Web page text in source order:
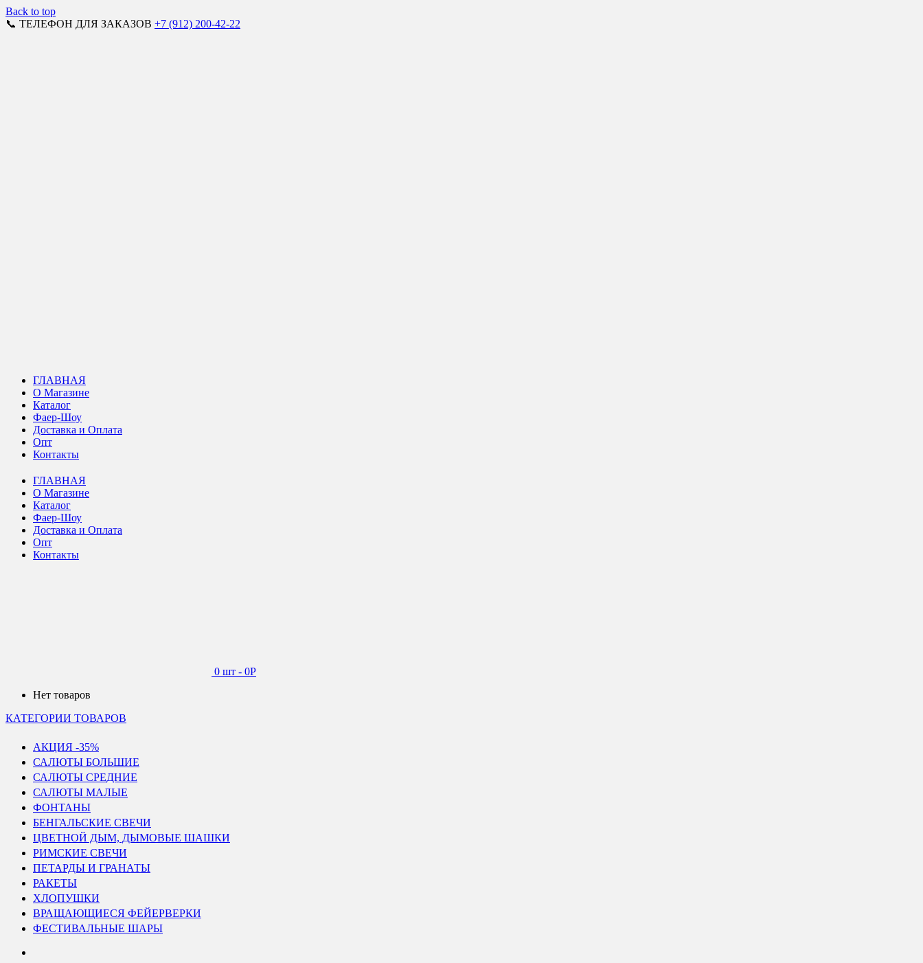
Back to top
📞 ТЕЛЕФОН ДЛЯ ЗАКАЗОВ +7 (912) 200-42-22
ГЛАВНАЯ
О Магазине
Каталог
Фаер-Шоу
Доставка и Оплата
Опт
Контакты
ГЛАВНАЯ
О Магазине
Каталог
Фаер-Шоу
Доставка и Оплата
Опт
Контакты
0 шт - 0Р
Нет товаров
КАТЕГОРИИ ТОВАРОВ
АКЦИЯ -35%
САЛЮТЫ БОЛЬШИЕ
САЛЮТЫ СРЕДНИЕ
САЛЮТЫ МАЛЫЕ
ФОНТАНЫ
БЕНГАЛЬСКИЕ СВЕЧИ
ЦВЕТНОЙ ДЫМ, ДЫМОВЫЕ ШАШКИ
РИМСКИЕ СВЕЧИ
ПЕТАРДЫ И ГРАНАТЫ
РАКЕТЫ
ХЛОПУШКИ
ВРАЩАЮЩИЕСЯ ФЕЙЕРВЕРКИ
ФЕСТИВАЛЬНЫЕ ШАРЫ